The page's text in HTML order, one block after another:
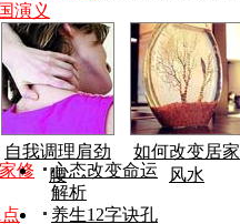
演义
自我调理肩劲
腰
如何改变居家
风水
修
心态改变命运
解析
养生12字诀孔